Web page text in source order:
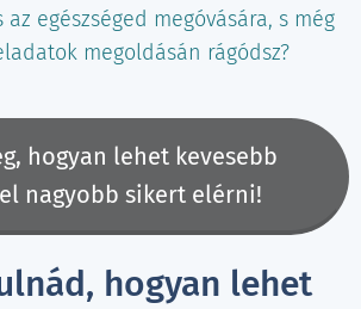
egészséged megóvására, s még
megoldásán rágódsz?
hogyan lehet kevesebb
nagyobb sikert elérni!
hogyan lehet